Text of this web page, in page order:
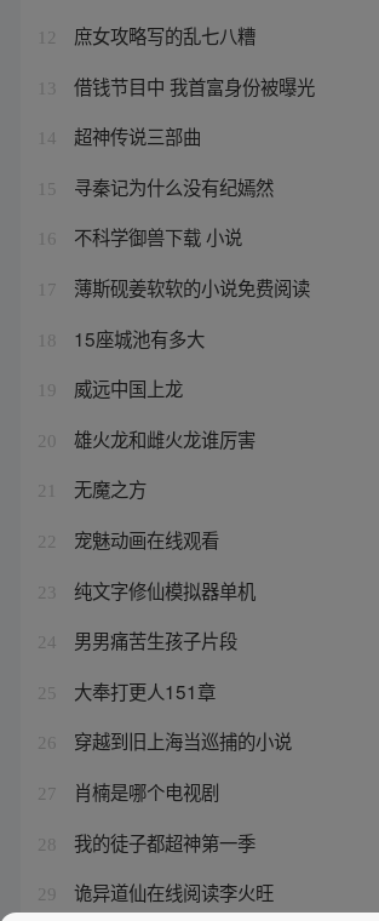
12 庶女攻略写的乱七八糟
13 借钱节目中 我首富身份被曝光
14 超神传说三部曲
15 寻秦记为什么没有纪嫣然
16 不科学御兽下载 小说
17 薄斯砚姜软软的小说免费阅读
18 15座城池有多大
19 威远中国上龙
20 雄火龙和雌火龙谁厉害
21 无魔之方
22 宠魅动画在线观看
23 纯文字修仙模拟器单机
24 男男痛苦生孩子片段
25 大奉打更人151章
26 穿越到旧上海当巡捕的小说
27 肖楠是哪个电视剧
28 我的徒子都超神第一季
29 诡异道仙在线阅读李火旺